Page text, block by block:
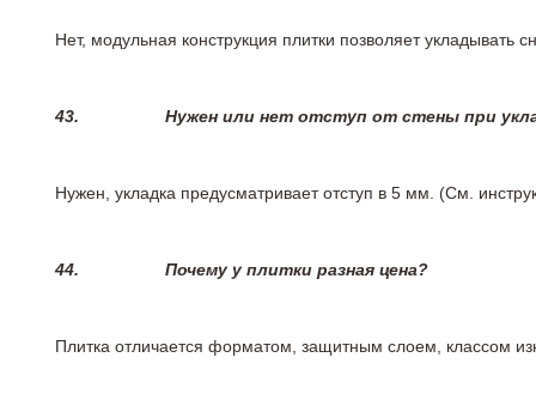
Нет, модульная конструкция плитки позволяет
43. Нужен или нет отступ от стены при
Нужен, укладка предусматривает отступ в 5 мм. (См.
44. Почему у плитки разная цена?
Плитка отличается форматом, защитным слоем, классом